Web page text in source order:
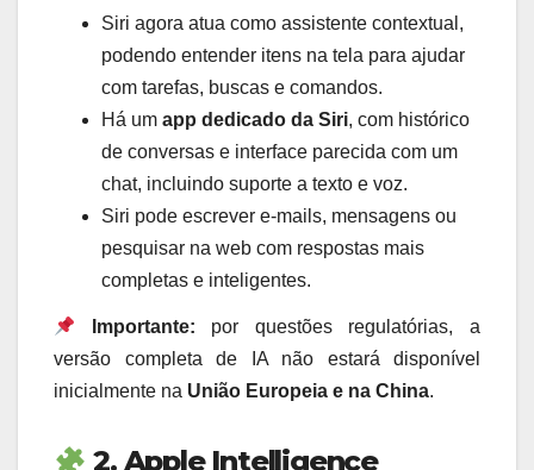
Siri agora atua como assistente contextual,
podendo entender itens na tela para ajudar
com tarefas, buscas e comandos.
Há um app dedicado da Siri, com histórico
de conversas e interface parecida com um
chat, incluindo suporte a texto e voz.
Siri pode escrever e-mails, mensagens ou
pesquisar na web com respostas mais
completas e inteligentes.
Importante: por questões regulatórias, a
versão completa de IA não estará disponível
inicialmente na União Europeia e na China.
2. Apple Intelligence